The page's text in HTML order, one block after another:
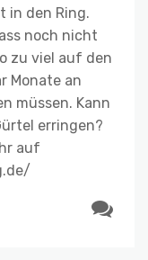
in den Ring.
noch nicht
zu viel auf den
Monate an
müssen. Kann
erringen?
auf